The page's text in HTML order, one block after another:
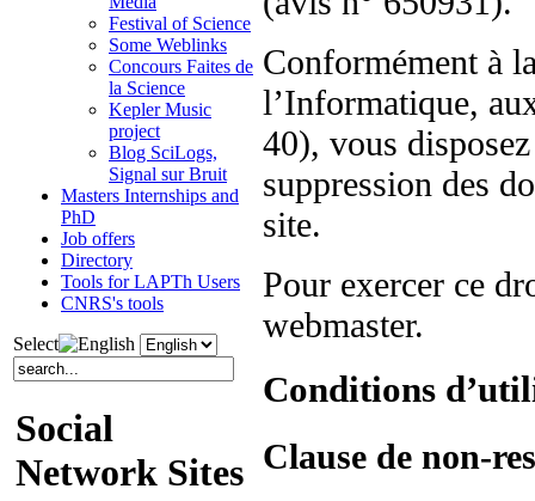
Festival of Science
Some Weblinks
Concours Faites de
la Science
Kepler Music
project
Blog SciLogs,
Signal sur Bruit
Masters Internships and
PhD
Job offers
Directory
Tools for LAPTh Users
CNRS's tools
Select
Social
Network Sites
Conformément à
l’Informatique,
40), vous
suppression des
site.
Pour exercer ce
webmaster.
Conditions
Clause de non-